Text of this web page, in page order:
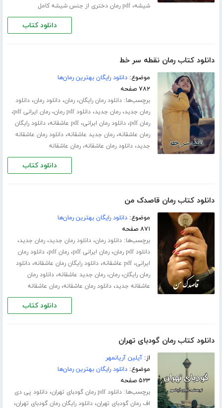
شیشه،pdf رمان دختری از جنس شیشه کامل
دانلود کتاب
دانلود کتاب رمان نقطه سر خط
موضوع:دانلود رایگان بهترین رمان‌ها
۷۸۲ صفحه
برچسب‌ها:دانلود رمان رایگان،رمان،دانلود رمان،دانلود
رمان جدید،رمان جدید،دانلود pdf رمان ،رمان ایرانی pdf ،
رمان pdf ،دانلود رمان ایرانی،pdf عاشقانه ،دانلود رایگان
رمان عاشقانه،رمان جدید عاشقانه،دانلود رمان عاشقانه
جدید،دانلود رمان عاشقانه،رمان عاشقانه
دانلود کتاب
دانلود کتاب رمان قاصدک من
موضوع:دانلود رایگان بهترین رمان‌ها
۸۷۱ صفحه
برچسب‌ها:دانلود رمان،دانلود رمان جدید،رمان جدید،
دانلود pdf رمان ،رمان ایرانی pdf ،رمان pdf ،دانلود رمان
ایرانی،pdf عاشقانه ،دانلود رایگان رمان عاشقانه،دانلود
رمان رایگان،رمان،رمان جدید عاشقانه،دانلود رمان
عاشقانه جدید،دانلود رمان عاشقانه،رمان عاشقانه
دانلود کتاب
دانلود کتاب رمان گودبای تهران
از:آیلین آریانمهر
موضوع:دانلود رایگان بهترین رمان‌ها
۵۲۳ صفحه
برچسب‌ها:دانلود pdf رمان گودبای تهران ،دانلود پی دی
اف رمان گودبای تهران،دانلود رایگان رمان گودبای تهران،